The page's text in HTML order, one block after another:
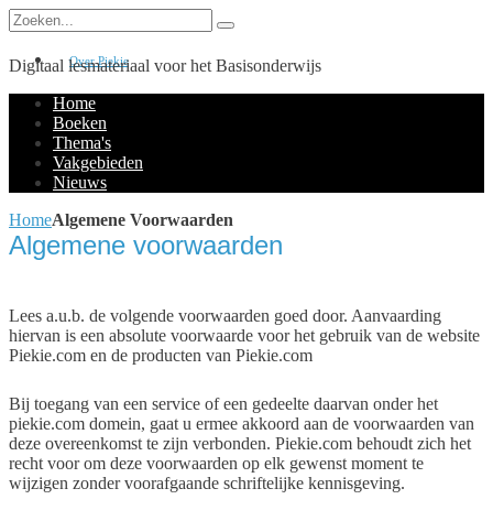
Over Piekie
Digitaal lesmateriaal voor het Basisonderwijs
Home
Boeken
Thema's
Vakgebieden
Nieuws
HomeAlgemene Voorwaarden
Algemene voorwaarden
Lees a.u.b. de volgende voorwaarden goed door. Aanvaarding
hiervan is een absolute voorwaarde voor het gebruik van de website
Piekie.com en de producten van Piekie.com
Bij toegang van een service of een gedeelte daarvan onder het
piekie.com domein, gaat u ermee akkoord aan de voorwaarden van
deze overeenkomst te zijn verbonden. Piekie.com behoudt zich het
recht voor om deze voorwaarden op elk gewenst moment te
wijzigen zonder voorafgaande schriftelijke kennisgeving.